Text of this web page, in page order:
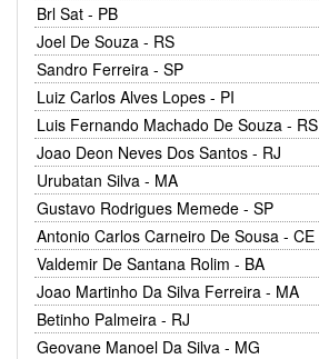
Brl Sat - PB
Joel De Souza - RS
Sandro Ferreira - SP
Luiz Carlos Alves Lopes - PI
Luis Fernando Machado De Souza - RS
Joao Deon Neves Dos Santos - RJ
Urubatan Silva - MA
Gustavo Rodrigues Memede - SP
Antonio Carlos Carneiro De Sousa - CE
Valdemir De Santana Rolim - BA
Joao Martinho Da Silva Ferreira - MA
Betinho Palmeira - RJ
Geovane Manoel Da Silva - MG